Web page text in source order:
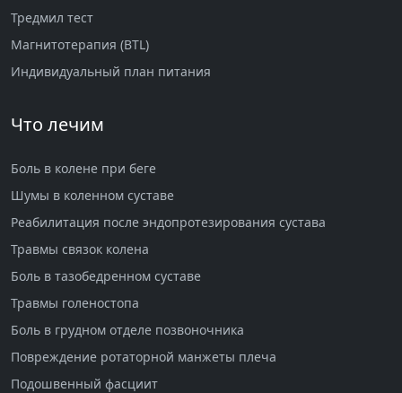
Тредмил тест
Магнитотерапия (BTL)
Индивидуальный план питания
Что лечим
Боль в колене при беге
Шумы в коленном суставе
Реабилитация после эндопротезирования сустава
Травмы связок колена
Боль в тазобедренном суставе
Травмы голеностопа
Боль в грудном отделе позвоночника
Повреждение ротаторной манжеты плеча
Подошвенный фасциит